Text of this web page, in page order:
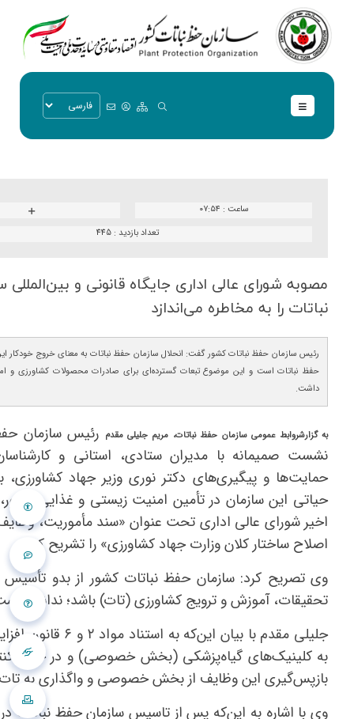
ساعت : ۰۷:۵۴
تعداد بازدید :445
مصوبه شورای عالی اداری جایگاه قانونی و
نباتات را به مخاطره می‌اندازد
رئیس سازمان حفظ نباتات کشور گفت: انحلال سازمان حفظ نباتات به معنای خروج خودکار
حفظ نباتات است و این موضوع تبعات گسترده‌ای برای صادرات محصولات کشاورزی و
داشت.
به گزارشروابط عمومی سازمان حفظ نباتات، مریم جلیلی مقدم رئیس سازمان
نشست صمیمانه با مدیران ستادی، استانی و
حمایت‌ها و پیگیری‌های دکتر نوری وزیر جهاد کشاورزی،
حیاتی این سازمان در تأمین امنیت زیستی و غذایی
اخیر شورای عالی اداری تحت عنوان «سند مأموریت،
اصلاح ساختار کلان وزارت جهاد کشاورزی» را تشریح کرد.
تحقیقات، آموزش و ترویج کشاورزی (تات) باشد؛ نداشته
جلیلی مقدم
به کلینیک‌های گیاه‌پزشکی (بخش خصوصی) و در حوزه
بازپس‌گیری این وظایف از بخش خصوصی و واگذاری به تات، مغایر اصل ۴۴ قانون اساسی و قانون